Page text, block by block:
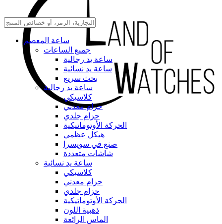
ساعة المعصم
جميع الساعات
ساعة يد رجالية
ساعة يد نسائية
بحث سريع
ساعة يد رجالية
كلاسيكي
حزام معدني
حزام جلدي
الحركة الأوتوماتيكية
هيكل عظمي
صنع في سويسرا
شاشات متعددة
ساعة يد نسائية
كلاسيكي
حزام معدني
حزام جلدي
الحركة الأوتوماتيكية
ذهبية اللون
الماس الرائعة